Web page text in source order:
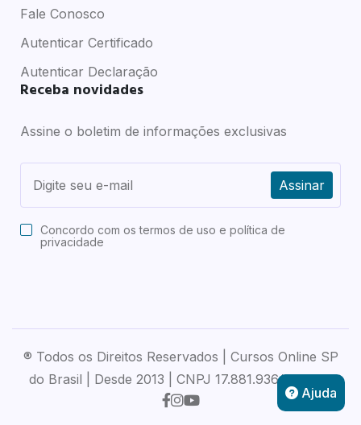
Fale Conosco
Autenticar Certificado
Autenticar Declaração
Receba novidades
Assine o boletim de informações exclusivas
Assinar
Concordo com ostermos de uso e política de
privacidade
® Todos os Direitos Reservados | Cursos Online SP
do Brasil | Desde 2013 | CNPJ 17.881.936/0001-71
Ajuda